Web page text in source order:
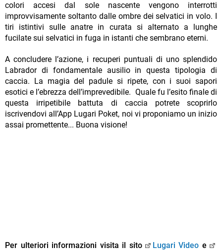
colori accesi dal sole nascente vengono interrotti
improvvisamente soltanto dalle ombre dei selvatici in volo. I
tiri istintivi sulle anatre in curata si alternato a lunghe
fucilate sui selvatici in fuga in istanti che sembrano eterni.
A concludere l’azione, i recuperi puntuali di uno splendido
Labrador di fondamentale ausilio in questa tipologia di
caccia. La magia del padule si ripete, con i suoi sapori
esotici e l’ebrezza dell’imprevedibile. Quale fu l’esito finale di
questa irripetibile battuta di caccia potrete scoprirlo
iscrivendovi all’App Lugari Poket, noi vi proponiamo un inizio
assai promettente... Buona visione!
Per ulteriori informazioni visita il sito Lugari Video e